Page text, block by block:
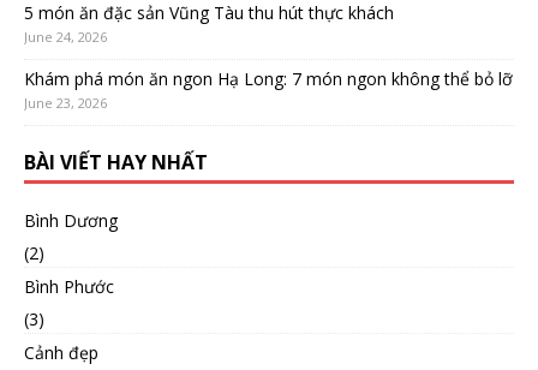
5 món ăn đặc sản Vũng Tàu thu hút thực khách
June 24, 2026
Khám phá món ăn ngon Hạ Long: 7 món ngon không thể bỏ lỡ
June 23, 2026
BÀI VIẾT HAY NHẤT
Bình Dương
(2)
Bình Phước
(3)
Cảnh đẹp